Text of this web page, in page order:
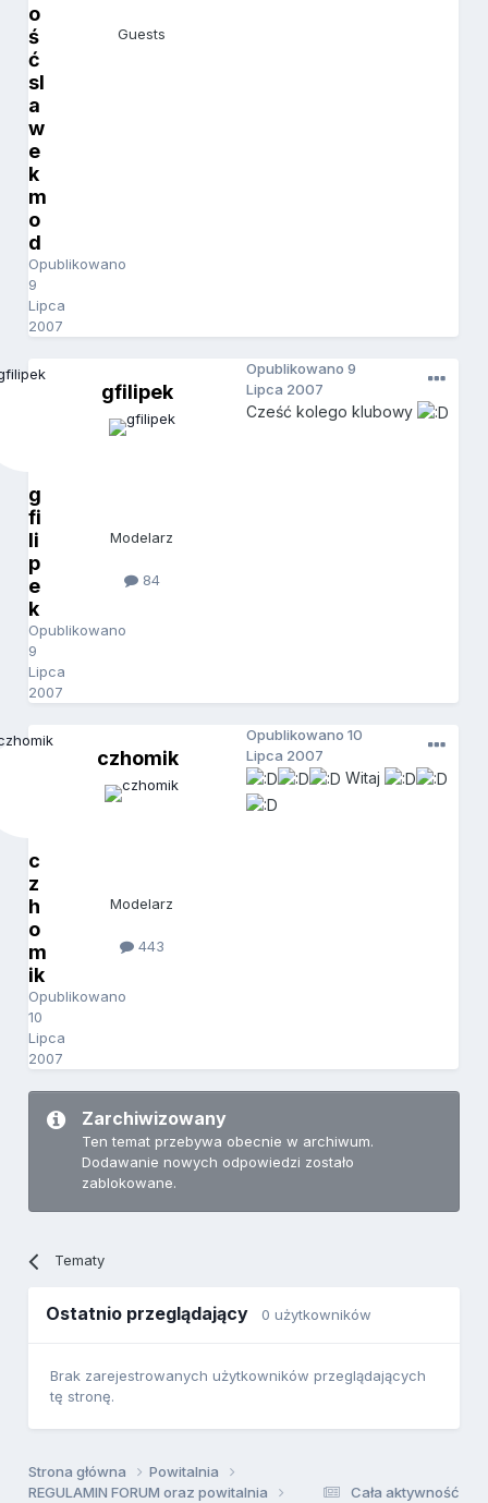
o
ś
ć
sl
a
w
e
k
m
o
d
Opublikowano
9
Lipca
2007
Guests
g
fi
li
p
e
k
Opublikowano
9
Lipca
2007
gfilipek
Modelarz
84
Opublikowano9
Lipca 2007
Cześć kolego klubowy
c
z
h
o
m
ik
Opublikowano
10
Lipca
2007
czhomik
Modelarz
443
Opublikowano10
Lipca 2007
Witaj
Zarchiwizowany
Ten temat przebywa obecnie w archiwum.
Dodawanie nowych odpowiedzi zostało
zablokowane.
Tematy
Ostatnio przeglądający 0 użytkowników
Brak zarejestrowanych użytkowników przeglądających
tę stronę.
Cała aktywność
Strona główna
Powitalnia
REGULAMIN FORUM oraz powitalnia